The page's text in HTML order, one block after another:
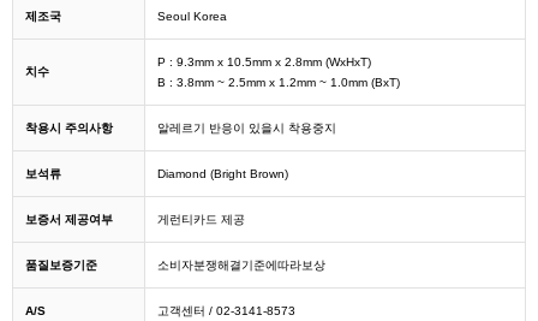
제조국 Seoul Korea
치수
P : 9.3mm x 10.5mm x 2.8mm (WxHxT)
B : 3.8mm ~ 2.5mm x 1.2mm ~ 1.0mm (BxT)
착용시 주의사항 알레르기 반응이 있을시 착용중지
보석류 Diamond (Bright Brown)
보증서 제공여부 게런티카드 제공
품질보증기준 소비자분쟁해결기준에따라보상
A/S 고객센터 / 02-3141-8573